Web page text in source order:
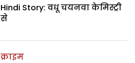
Hindi Story: वधू चयनवा केमिस्ट्री
से
क्राइम